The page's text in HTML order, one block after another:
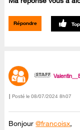
Répondre
Posté le ‎08/07/2024 8h07
Bonjour@francoisx,